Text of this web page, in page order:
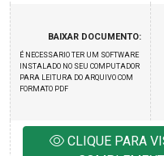
BAIXAR DOCUMENTO:
É NECESSARIO TER UM SOFTWARE
INSTALADO NO SEU COMPUTADOR
PARA LEITURA DO ARQUIVO COM
FORMATO PDF
CLIQUE PARA